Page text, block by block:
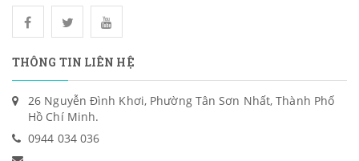
THÔNG TIN LIÊN HỆ
26 Nguyễn Đình Khơi, Phường Tân Sơn Nhất, Thành Phố
Hồ Chí Minh.
0944 034 036